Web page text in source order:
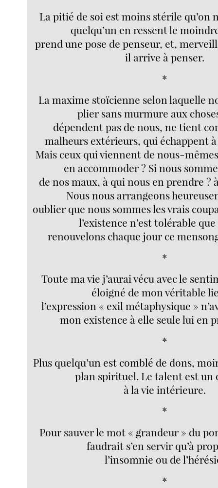
La pitié de soi est moins stérile qu’on
quelqu’un en ressent le
prend une pose de penseur, et,
il arrive à penser.
*
La maxime stoïcienne selon laquelle
plier sans murmure aux
dépendent pas de nous, ne tient
malheurs extérieurs, qui échappent
Mais ceux qui viennent de nous-
en accommoder ? Si nous
de nos maux, à qui nous en prendre ?
Nous nous arrangeons
oublier que nous sommes les vrais
l’existence n’est tolérable
renouvelons chaque jour ce
*
Toute ma vie j’aurai vécu avec le
éloigné de mon véritable
l’expression « exil métaphysique »
mon existence à elle seule lui en
*
Plus quelqu’un est comblé de dons,
plan spirituel. Le talent est un
à la vie intérieure.
*
Pour sauver le mot « grandeur » du
faudrait s’en servir qu’à
l’insomnie ou de
*